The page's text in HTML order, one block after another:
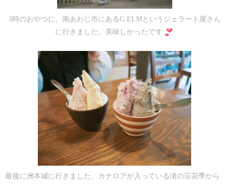
3時のおやつに、南あわじ市にあるG.ELMというジェラート屋さん
に行きました。美味しかったです
最後に洲本城に行きました。カナロアが入っている渚の荘花季から